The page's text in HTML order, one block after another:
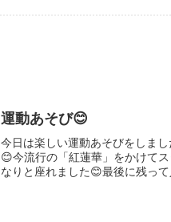
運動あそび😊
今日は楽しい運動あそびをしま
😊今流行の「紅蓮華」をかけて
なりと座れました😊最後に残っ